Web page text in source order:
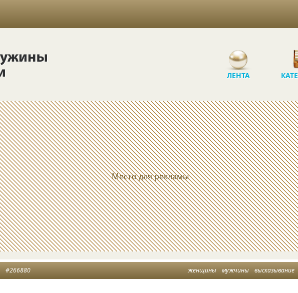
ЛЕНТА
Место для рекламы
женщины мужчины высказывание
#266880